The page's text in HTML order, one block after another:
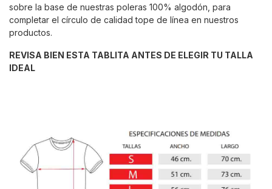
sobre la base de nuestras poleras 100% algodón, para
completar el círculo de calidad tope de línea en nuestros
productos.
REVISA BIEN ESTA TABLITA ANTES DE ELEGIR TU TALLA
IDEAL